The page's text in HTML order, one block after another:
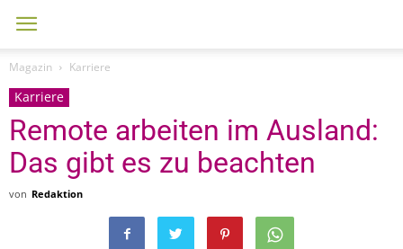
Magazin Karriere
Karriere
Remote arbeiten im Ausland:
Das gibt es zu beachten
von Redaktion